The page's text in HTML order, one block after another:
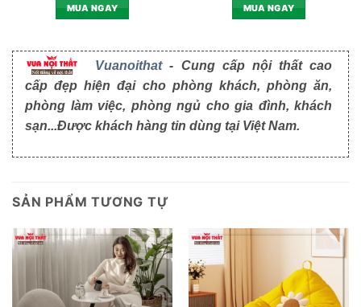
MUA NGAY MUA NGAY
Vuanoithat- Cung cấp nội thất cao
cấp đẹp hiện đại cho phòng khách, phòng ăn,
phòng làm việc, phòng ngủ cho gia đình, khách
sạn...Được khách hàng tin dùng tại Việt Nam.
SẢN PHẨM TƯƠNG TỰ